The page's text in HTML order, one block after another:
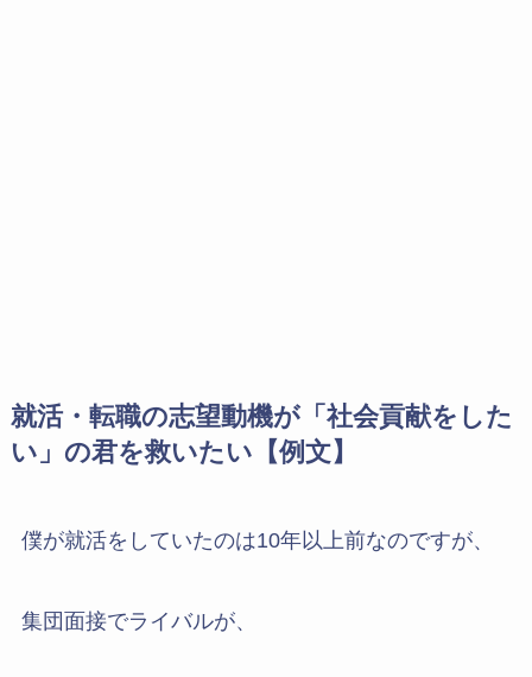
就活・転職の志望動機が「社会貢献をした
い」の君を救いたい【例文】
僕が就活をしていたのは10年以上前なのですが、
集団面接でライバルが、